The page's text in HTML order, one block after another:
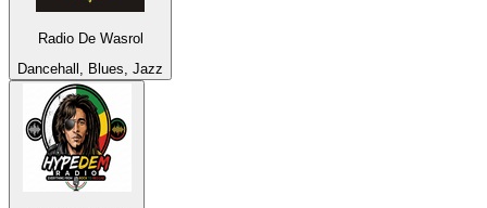
Radio De Wasrol
Dancehall, Blues, Jazz